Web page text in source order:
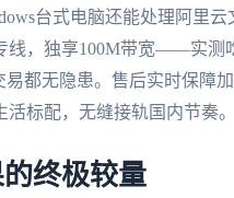
台式电脑还能处理阿里
线，独享100M带宽——实测
都无隐患。售后实时保障
标配，无缝接轨国内节奏。
终极较量